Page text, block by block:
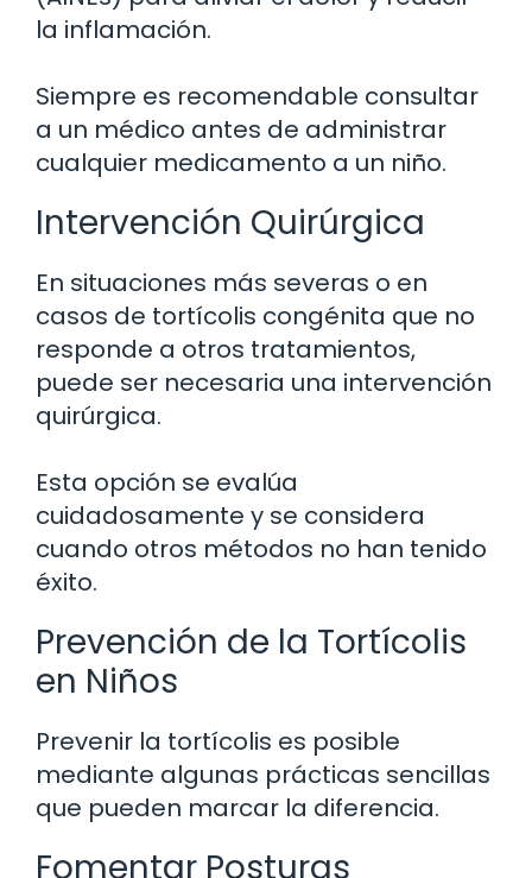
la inflamación.
Siempre es recomendable consultar
a un médico antes de administrar
cualquier medicamento a un niño.
Intervención Quirúrgica
En situaciones más severas o en
casos de tortícolis congénita que no
responde a otros tratamientos,
puede ser necesaria una intervención
quirúrgica.
Esta opción se evalúa
cuidadosamente y se considera
cuando otros métodos no han tenido
éxito.
Prevención de la Tortícolis
en Niños
Prevenir la tortícolis es posible
mediante algunas prácticas sencillas
que pueden marcar la diferencia.
Fomentar Posturas